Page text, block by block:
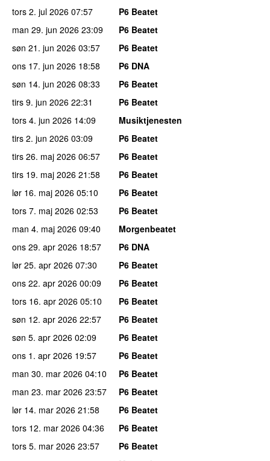
tors 2. jul 2026 07:57
P6 Beatet
man 29. jun 2026 23:09
P6 Beatet
søn 21. jun 2026 03:57
P6 Beatet
ons 17. jun 2026 18:58
P6 DNA
søn 14. jun 2026 08:33
P6 Beatet
tirs 9. jun 2026 22:31
P6 Beatet
tors 4. jun 2026 14:09
Musiktjenesten
tirs 2. jun 2026 03:09
P6 Beatet
tirs 26. maj 2026 06:57
P6 Beatet
tirs 19. maj 2026 21:58
P6 Beatet
lør 16. maj 2026 05:10
P6 Beatet
tors 7. maj 2026 02:53
P6 Beatet
man 4. maj 2026 09:40
Morgenbeatet
ons 29. apr 2026 18:57
P6 DNA
lør 25. apr 2026 07:30
P6 Beatet
ons 22. apr 2026 00:09
P6 Beatet
tors 16. apr 2026 05:10
P6 Beatet
søn 12. apr 2026 22:57
P6 Beatet
søn 5. apr 2026 02:09
P6 Beatet
ons 1. apr 2026 19:57
P6 Beatet
man 30. mar 2026 04:10
P6 Beatet
man 23. mar 2026 23:57
P6 Beatet
lør 14. mar 2026 21:58
P6 Beatet
tors 12. mar 2026 04:36
P6 Beatet
tors 5. mar 2026 23:57
P6 Beatet